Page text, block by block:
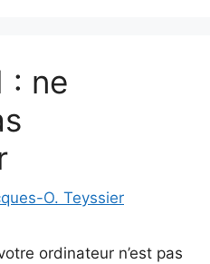
: ne
O. Teyssier
ordinateur n’est pas